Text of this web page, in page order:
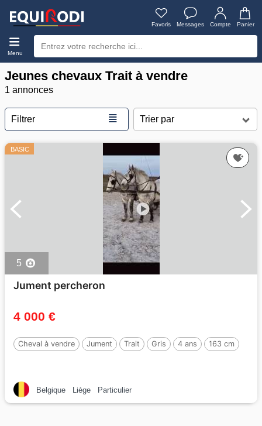
Favoris Messages Compte Panier
Menu
Jeunes chevaux Trait à vendre
1 annonces
Filtrer ≣
BASIC
5
Jument percheron
4 000 €
Cheval à vendre Jument Trait Gris 4 ans 163 cm
Belgique Liège Particulier